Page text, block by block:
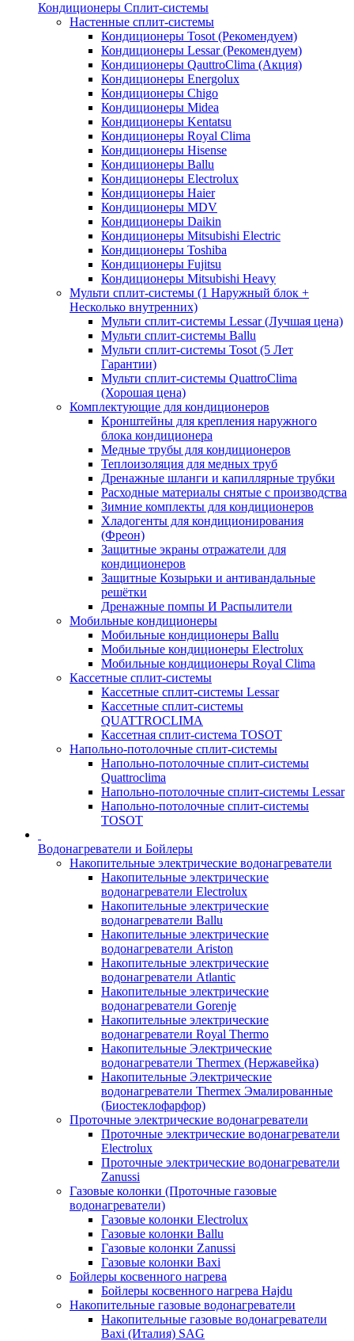
Кондиционеры Сплит-системы
Настенные сплит-системы
Кондиционеры Tosot (Рекомендуем)
Кондиционеры Lessar (Рекомендуем)
Кондиционеры QauttroClima (Акция)
Кондиционеры Energolux
Кондиционеры Chigo
Кондиционеры Midea
Кондиционеры Kentatsu
Кондиционеры Royal Clima
Кондиционеры Hisense
Кондиционеры Ballu
Кондиционеры Electrolux
Кондиционеры Haier
Кондиционеры MDV
Кондиционеры Daikin
Кондиционеры Mitsubishi Electric
Кондиционеры Toshiba
Кондиционеры Fujitsu
Кондиционеры Mitsubishi Heavy
Мульти сплит-системы (1 Наружный блок +
Несколько внутренних)
Мульти сплит-системы Lessar (Лучшая цена)
Мульти сплит-системы Ballu
Мульти сплит-системы Tosot (5 Лет
Гарантии)
Мульти сплит-системы QuattroClima
(Хорошая цена)
Комплектующие для кондиционеров
Кронштейны для крепления наружного
блока кондиционера
Медные трубы для кондиционеров
Теплоизоляция для медных труб
Дренажные шланги и капиллярные трубки
Расходные материалы снятые с производства
Зимние комплекты для кондиционеров
Хладогенты для кондиционирования
(Фреон)
Защитные экраны отражатели для
кондиционеров
Защитные Козырьки и антивандальные
решётки
Дренажные помпы И Распылители
Мобильные кондиционеры
Мобильные кондиционеры Ballu
Мобильные кондиционеры Electrolux
Мобильные кондиционеры Royal Clima
Кассетные сплит-системы
Кассетные сплит-системы Lessar
Кассетные сплит-системы
QUATTROCLIMA
Кассетная сплит-система TOSOT
Напольно-потолочные сплит-системы
Напольно-потолочные сплит-системы
Quattroclima
Напольно-потолочные сплит-системы Lessar
Напольно-потолочные сплит-системы
TOSOT
Водонагреватели и Бойлеры
Накопительные электрические водонагреватели
Накопительные электрические
водонагреватели Electrolux
Накопительные электрические
водонагреватели Ballu
Накопительные электрические
водонагреватели Ariston
Накопительные электрические
водонагреватели Atlantic
Накопительные электрические
водонагреватели Gorenje
Накопительные электрические
водонагреватели Royal Thermo
Накопительные Электрические
водонагреватели Thermex (Нержавейка)
Накопительные Электрические
водонагреватели Thermex Эмалированные
(Биостеклофарфор)
Проточные электрические водонагреватели
Проточные электрические водонагреватели
Electrolux
Проточные электрические водонагреватели
Zanussi
Газовые колонки (Проточные газовые
водонагреватели)
Газовые колонки Electrolux
Газовые колонки Ballu
Газовые колонки Zanussi
Газовые колонки Baxi
Бойлеры косвенного нагрева
Бойлеры косвенного нагрева Hajdu
Накопительные газовые водонагреватели
Накопительные газовые водонагреватели
Baxi (Италия) SAG